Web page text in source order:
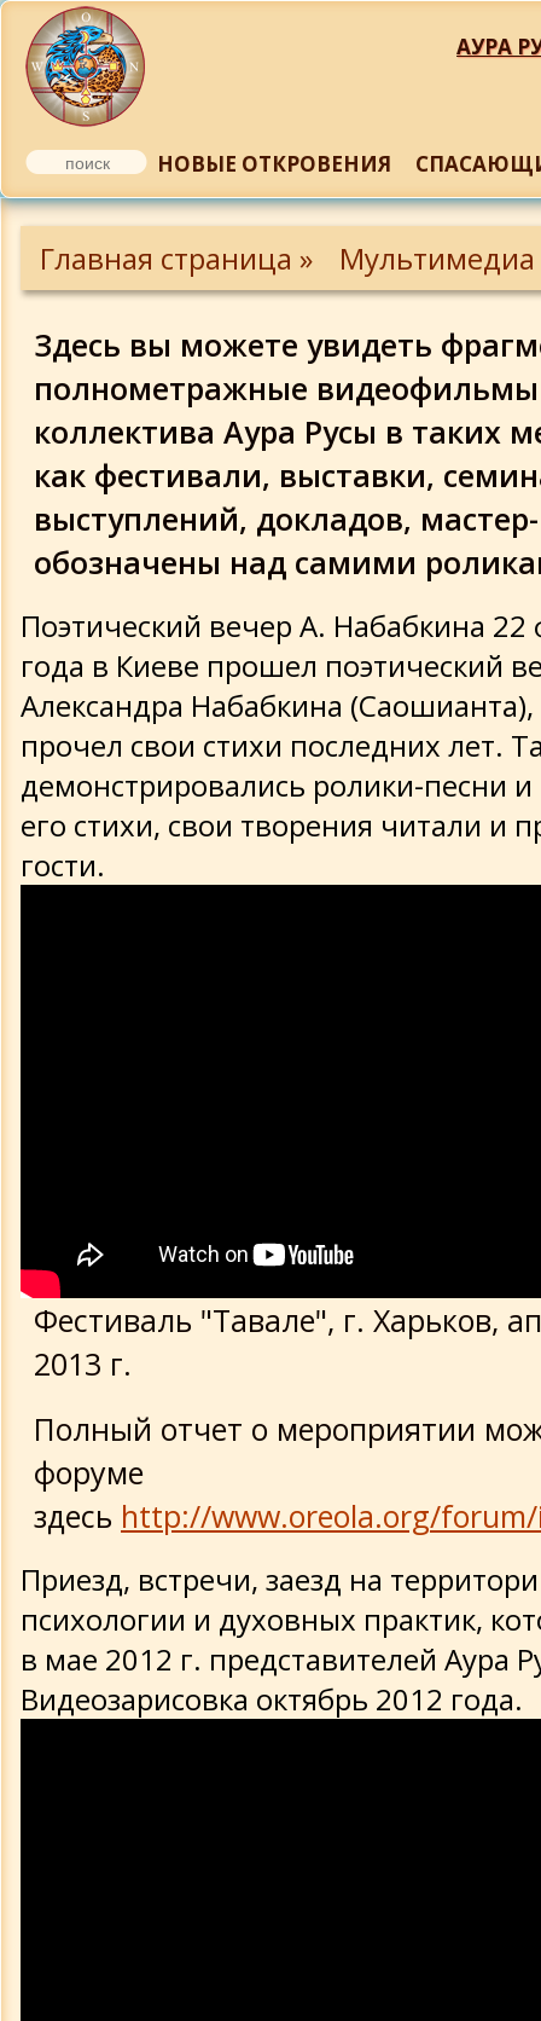
АУРА
НОВЫЕ ОТКРОВЕНИЯ
Главная страница »
Здесь вы можете увидеть
полнометражные видеофильмы
коллектива Аура Русы в таких
как фестивали, выставки,
выступлений, докладов,
обозначены над самими
Поэтический вечер А. Набабкина 22
года в Киеве прошел поэтический
Александра Набабкина
прочел свои стихи последних лет.
демонстрировались ролики-песни и
его стихи, свои творения читали и
гости.
Фестиваль "Тавале", г. Харьков,
2013 г.
Полный отчет о мероприятии
форуме
здесь http://www.oreola.org/
Приезд, встречи, заезд на
психологии и духовных практик,
в мае 2012 г. представителей Аура
Видеозарисовка октябрь 2012 года.
Откровения от Бога
2014
23.09.14 - Взаимодействие с
дающими здоровье и благополучие
2013
9.11.2013 - Творчество. Как найти и
раскрыть свои таланты для
самовыражения. Как обрести
вдохновения и способ выражения
творческого потенциала
символизм. Учимся запоминать,
расшифровывать и использовать для
практической пользы
Практические занятия Александра
Набабкина
Фестивали и другие мероприятия
Быт и увлечения
Практики
Плейкасты (наше творчество)
Документальные передачи и худ.